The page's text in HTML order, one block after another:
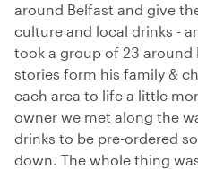
around Belfast and give
culture and local drinks -
took a group of 23 around
stories form his family &
each area to life a little
owner we met along the
drinks to be pre-ordered
down. The whole thing